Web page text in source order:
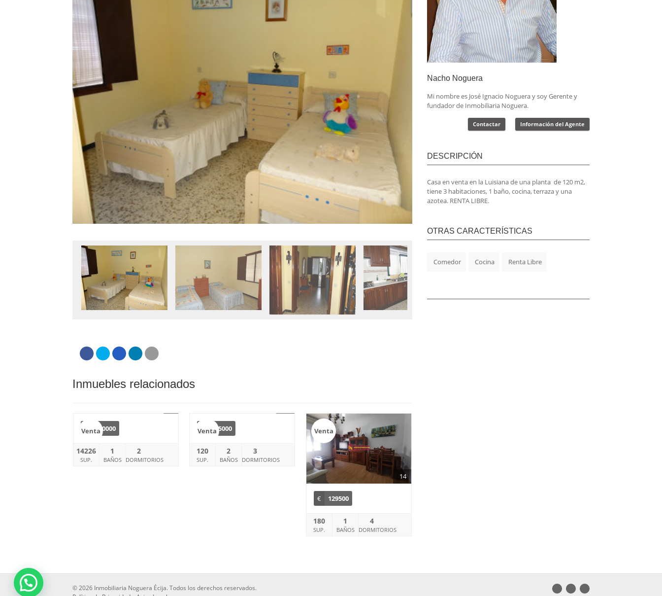
Inmuebles relacionados
Venta
€ 250000
14226
SUP.
1
BAÑOS
2
DORMITORIOS
Venta
€ 125000
120
SUP.
2
BAÑOS
3
DORMITORIOS
14
Venta
€ 129500
180
SUP.
1
BAÑOS
4
DORMITORIOS
Nacho Noguera
Mi nombre es José Ignacio Noguera y soy Gerente y
fundador de Inmobiliaria Noguera.
Información del Agente
Contactar
DESCRIPCIÓN
Casa en venta en la Luisiana de una planta de 120 m2,
tiene 3 habitaciones, 1 baño, cocina, terraza y una
azotea. RENTA LIBRE.
OTRAS CARACTERÍSTICAS
Comedor Cocina Renta Libre
© 2026 Inmobiliaria Noguera Écija. Todos los derechos reservados.